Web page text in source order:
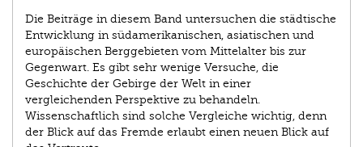
Die Beiträge in diesem Band untersuchen die städtische
Entwicklung in südamerikanischen, asiatischen und
europäischen Berggebieten vom Mittelalter bis zur
Gegenwart. Es gibt sehr wenige Versuche, die
Geschichte der Gebirge der Welt in einer
vergleichenden Perspektive zu behandeln.
Wissenschaftlich sind solche Vergleiche wichtig, denn
der Blick auf das Fremde erlaubt einen neuen Blick auf